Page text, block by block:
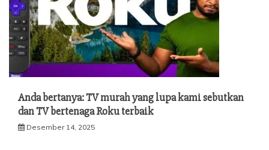
Anda bertanya: TV murah yang lupa kami sebutkan
dan TV bertenaga Roku terbaik
Desember 14, 2025